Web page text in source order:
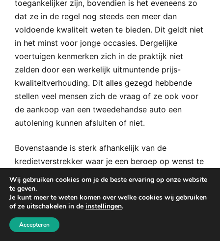
toegankelijker zijn, bovendien is het eveneens zo
dat ze in de regel nog steeds een meer dan
voldoende kwaliteit weten te bieden. Dit geldt niet
in het minst voor jonge occasies. Dergelijke
voertuigen kenmerken zich in de praktijk niet
zelden door een werkelijk uitmuntende prijs-
kwaliteitverhouding. Dit alles gezegd hebbende
stellen veel mensen zich de vraag of ze ook voor
de aankoop van een tweedehandse auto een
autolening kunnen afsluiten of niet.
Bovenstaande is sterk afhankelijk van de
kredietverstrekker waar je een beroep op wenst te
doen. Voor het merendeel van de
kredietverstrekkers op de markt geldt dat ze er
niet alleen voor kiezen om autoleningen voor
aan te bieden. Dit gezegd hebbende zijn er ook
Wij gebruiken cookies om je de beste ervaring op onze website
te geven.
Je kunt meer te weten komen over welke cookies wij gebruiken
of ze uitschakelen in de instellingen.
Accepteren